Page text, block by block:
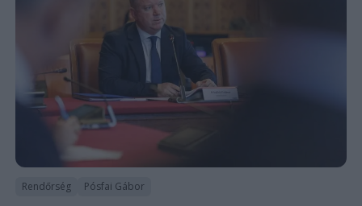
Rendőrség Pósfai Gábor